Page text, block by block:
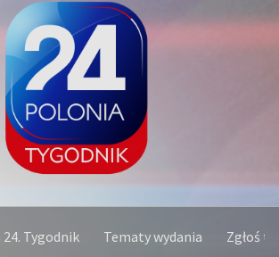
Tygodnik Tematy wydania Zgłoś